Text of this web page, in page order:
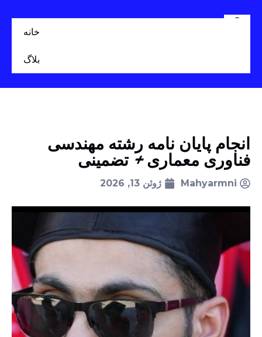
خانه
بلاگ
انجام پایان نامه رشته مهندسی
فناوری معماری + تضمینی
Mahyarmni ژوئن 13, 2026